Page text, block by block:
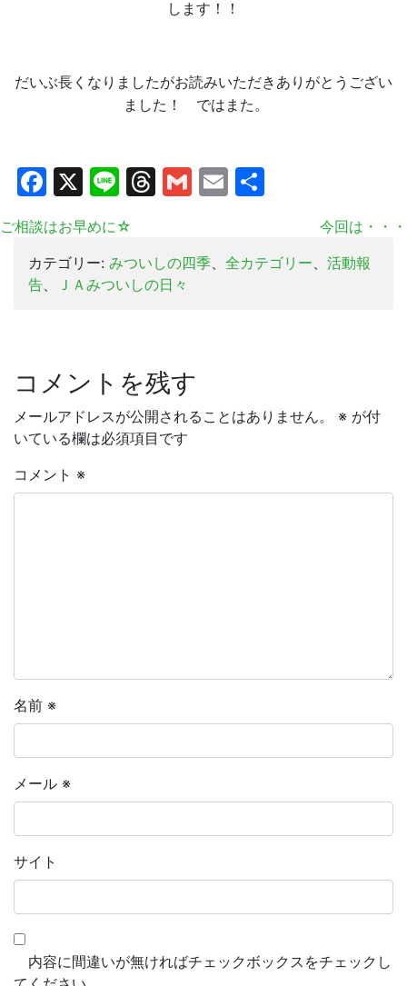
します！！
だいぶ長くなりましたがお読みいただき ありがとうござい
ました！ ではまた。
Facebook
X LineThreads
Gmail
Email
ご相談はお早めに☆
今回は・・・
カテゴリー: みついしの四季、 全カテゴリー、 活動報
告、 ＪＡみついしの日々
コメントを残す
メールアドレスが公開されることはありません。 ※ が付
いている欄は必須項目です
コメント ※
名前 ※
メール ※
サイト
内容に間違いが無ければチェックボックスをチェックし